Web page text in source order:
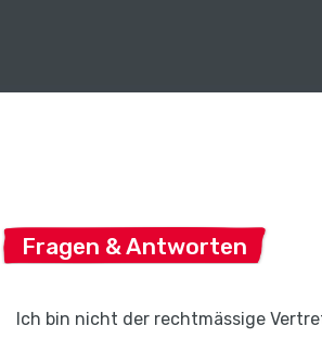
Fragen & Antworten
Ich bin nicht der rechtmässige